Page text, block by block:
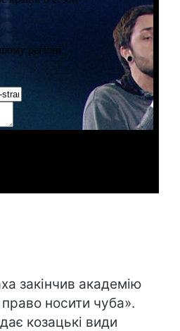
закінчив академію
право носити чуба».
козацькі види